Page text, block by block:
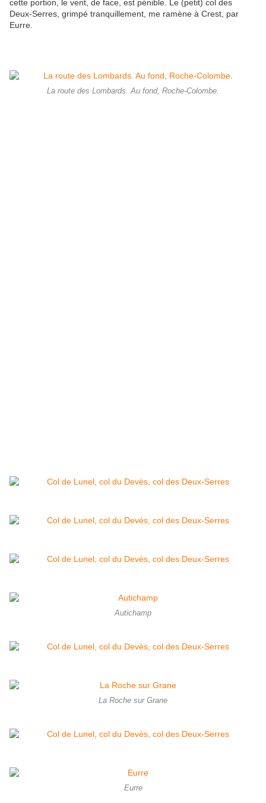
cette portion, le vent, de face, est pénible. Le (petit) col des
Deux-Serres, grimpé tranquillement, me ramène à Crest, par
Eurre.
La route des Lombards. Au fond, Roche-Colombe.
Autichamp
La Roche sur Grane
Eurre